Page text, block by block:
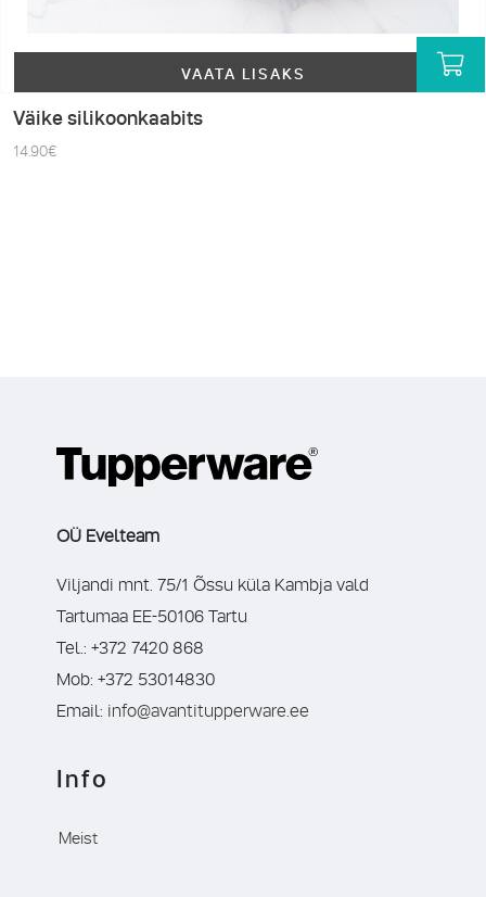
VAATA LISAKS
Väike silikoonkaabits
14.90€
OÜ Evelteam
Viljandi mnt. 75/1 Õssu küla Kambja vald
Tartumaa EE-50106 Tartu
Tel.: +372 7420 868
Mob: +372 53014830
Email: info@avantitupperware.ee
Info
Meist